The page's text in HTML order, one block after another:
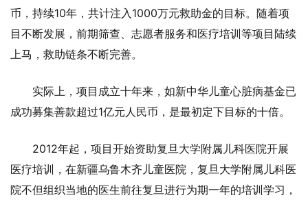
币，持续10年，共计注入1000万元救助金的目标。随着项
目不断发展，前期筛查、志愿者服务和医疗培训等项目陆续
上马，救助链条不断完善。
实际上，项目成立十年来，如新中华儿童心脏病基金已
成功募集善款超过1亿元人民币，是最初定下目标的十倍。
2012年起，项目开始资助复旦大学附属儿科医院开展
医疗培训，在新疆乌鲁木齐儿童医院，复旦大学附属儿科医
院不但组织当地的医生前往复旦进行为期一年的培训学习，